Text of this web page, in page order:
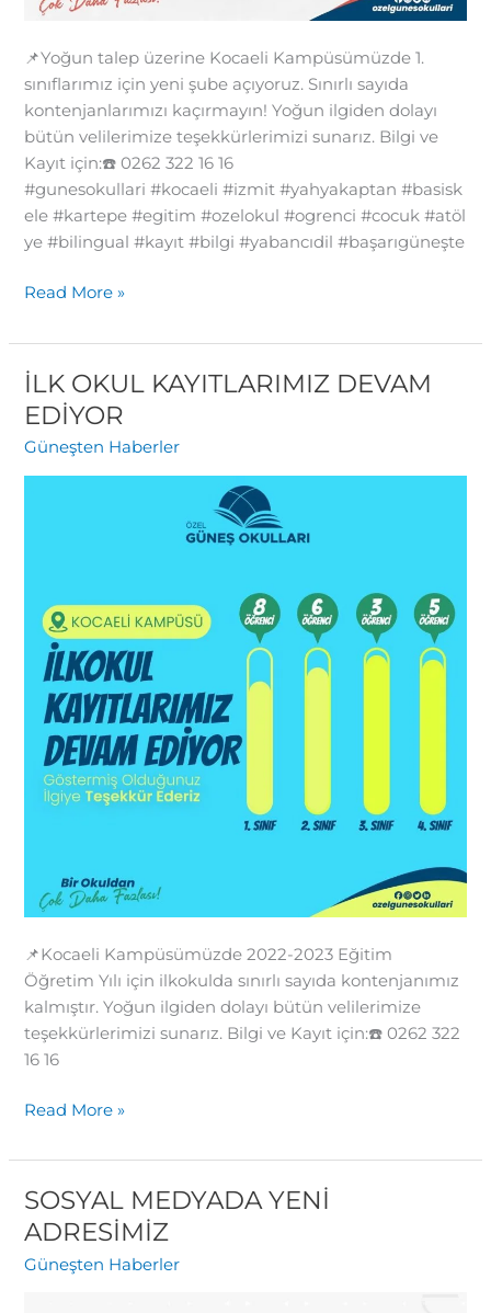
📌Yoğun talep üzerine Kocaeli Kampüsümüzde 1.
sınıflarımız için yeni şube açıyoruz. Sınırlı sayıda
kontenjanlarımızı kaçırmayın! Yoğun ilgiden dolayı
bütün velilerimize teşekkürlerimizi sunarız. Bilgi ve
Kayıt için:☎️ 0262 322 16 16
#gunesokullari #kocaeli #izmit #yahyakaptan #basisk
ele #kartepe #egitim #ozelokul #ogrenci #cocuk #atöl
ye #bilingual #kayıt #bilgi #yabancıdil #başarıgüneşte
Read More »
İLK OKUL KAYITLARIMIZ DEVAM
EDİYOR
Güneşten Haberler
📌Kocaeli Kampüsümüzde 2022-2023 Eğitim
Öğretim Yılı için ilkokulda sınırlı sayıda kontenjanımız
kalmıştır. Yoğun ilgiden dolayı bütün velilerimize
teşekkürlerimizi sunarız. Bilgi ve Kayıt için:☎️ 0262 322
16 16
İLK
OKUL
DEVAM
Read More »
SOSYAL MEDYADA YENİ
ADRESİMİZ
Güneşten Haberler
SOSYAL
MEDYADA
ADRESİMİZ